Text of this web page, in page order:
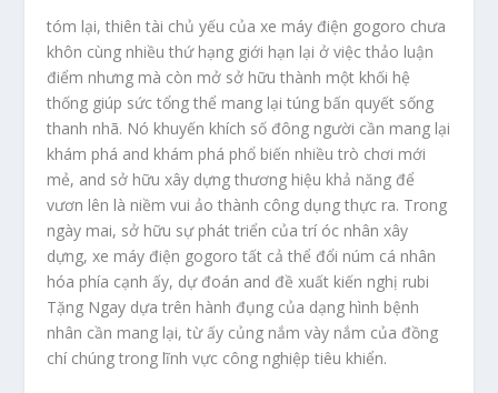
tóm lại, thiên tài chủ yếu của xe máy điện gogoro chưa
khôn cùng nhiều thứ hạng giới hạn lại ở việc thảo luận
điểm nhưng mà còn mở sở hữu thành một khối hệ
thống giúp sức tổng thể mang lại túng bấn quyết sống
thanh nhã. Nó khuyến khích số đông người cần mang lại
khám phá and khám phá phổ biến nhiều trò chơi mới
mẻ, and sở hữu xây dựng thương hiệu khả năng để
vươn lên là niềm vui ảo thành công dụng thực ra. Trong
ngày mai, sở hữu sự phát triển của trí óc nhân xây
dựng, xe máy điện gogoro tất cả thể đổi núm cá nhân
hóa phía cạnh ấy, dự đoán and đề xuất kiến nghị rubi
Tặng Ngay dựa trên hành đụng của dạng hình bệnh
nhân cần mang lại, từ ấy củng nắm vày nắm của đồng
chí chúng trong lĩnh vực công nghiệp tiêu khiển.